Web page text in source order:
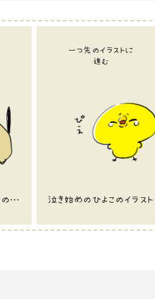
おかしくなっちゃった犬のイラスト
一つ先のイラストに
進む
泣き始めのひよこのイラスト